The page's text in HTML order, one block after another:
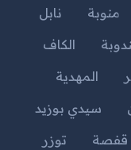
منوبة
نابل
الكاف
المهدية
سيدي بوزيد
قفصة
توزر